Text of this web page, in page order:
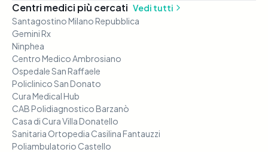
Centri medici più cercati Vedi tutti
Santagostino Milano Repubblica
Gemini Rx
Ninphea
Centro Medico Ambrosiano
Ospedale San Raffaele
Policlinico San Donato
Cura Medical Hub
CAB Polidiagnostico Barzanò
Casa di Cura Villa Donatello
Sanitaria Ortopedia Casilina Fantauzzi
Poliambulatorio Castello